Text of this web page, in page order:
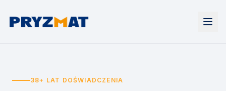
Urządzenia
38+ LAT DOŚWIADCZENIA